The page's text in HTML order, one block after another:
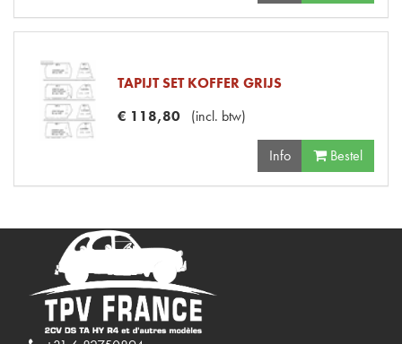
TAPIJT SET KOFFER GRIJS
€ 118,80 (incl. btw)
Info Bestel